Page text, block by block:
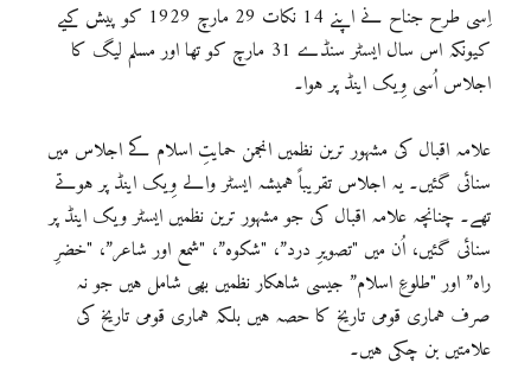
اِسی طرح جناح نے اپنے 14 نکات 29 مارچ 1929 کو پیش کیے
کیونکہ اس سال ایسٹر سنڈے 31 مارچ کو تھا اور مسلم لیگ کا
اجلاس اُسی وِیک اینڈ پر ہوا۔
علامہ اقبال کی مشہور ترین نظمیں انجمن حمایتِ اسلام کے اجلاس میں
سنائی گئیں۔ یہ اجلاس تقریباً ہمیشہ ایسٹر والے وِیک اینڈ پر ہوتے
تھے۔ چنانچہ علامہ اقبال کی جو مشہور ترین نظمیں ایسٹر ویک اینڈ پر
سنائی گئیں، اُن میں "تصویرِ درد”، "شکوہ”، "شمع اور شاعر”، "خضرِ
راہ” اور "طلوعِ اسلام” جیسی شاہکار نظمیں بھی شامل ہیں جو نہ
صرف ہماری قومی تاریخ کا حصہ ہیں بلکہ ہماری قومی تاریخ کی
علامتیں بن چکی ہیں۔